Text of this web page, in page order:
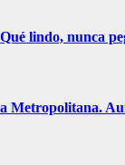
lindo, nunca
Metropolitana.